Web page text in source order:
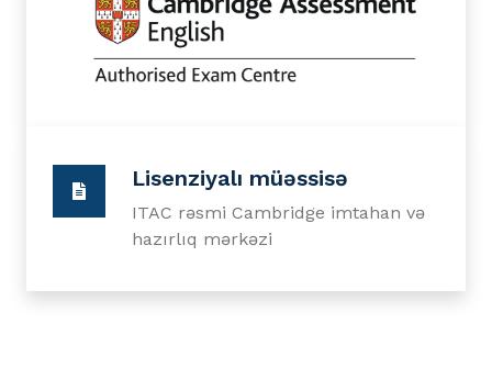
Lisenziyalı müəssisə
ITAC rəsmi Cambridge imtahan və
hazırlıq mərkəzi